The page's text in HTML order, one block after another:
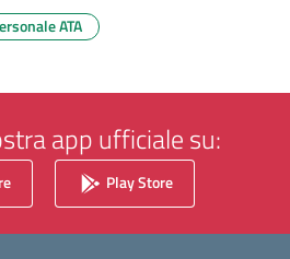
ATA
app ufficiale su:
Play Store